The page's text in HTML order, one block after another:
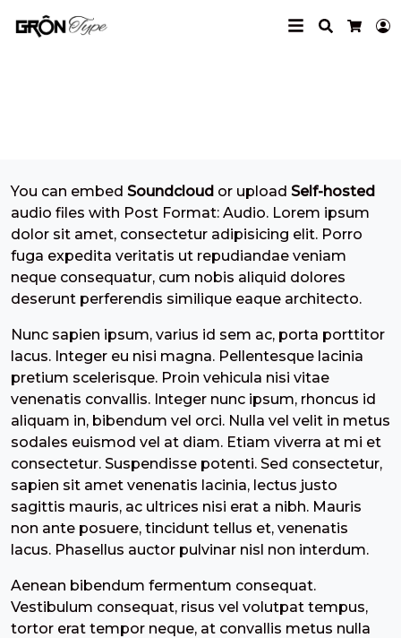
Search
You can embed Soundcloud or upload Self-hosted
audio files with Post Format: Audio. Lorem ipsum
dolor sit amet, consectetur adipisicing elit. Porro
fuga expedita veritatis ut repudiandae veniam
neque consequatur, cum nobis aliquid dolores
deserunt perferendis similique eaque architecto.
Nunc sapien ipsum, varius id sem ac, porta porttitor
lacus. Integer eu nisi magna. Pellentesque lacinia
pretium scelerisque. Proin vehicula nisi vitae
venenatis convallis. Integer nunc ipsum, rhoncus id
aliquam in, bibendum vel orci. Nulla vel velit in metus
sodales euismod vel at diam. Etiam viverra at mi et
consectetur. Suspendisse potenti. Sed consectetur,
sapien sit amet venenatis lacinia, lectus justo
sagittis mauris, ac ultrices nisi erat a nibh. Mauris
non ante posuere, tincidunt tellus et, venenatis
lacus. Phasellus auctor pulvinar nisl non interdum.
Aenean bibendum fermentum consequat.
Vestibulum consequat, risus vel volutpat tempus,
tortor erat tempor neque, at convallis metus nulla